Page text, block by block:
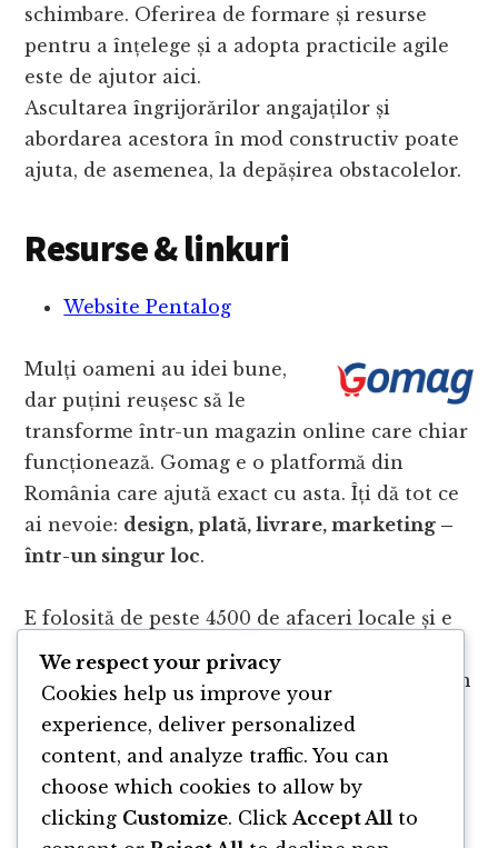
schimbare. Oferirea de formare și resurse
pentru a înțelege și a adopta practicile agile
este de ajutor aici.
Ascultarea îngrijorărilor angajaților și
abordarea acestora în mod constructiv poate
ajuta, de asemenea, la depășirea obstacolelor.
Resurse & linkuri
Website Pentalog
Mulți oameni au idei bune,
dar puțini reușesc să le
transforme într-un magazin online care chiar
funcționează. Gomag e o platformă din
România care ajută exact cu asta. Îți dă tot ce
ai nevoie: design, plată, livrare, marketing –
într-un singur loc.
E folosită de peste 4500 de afaceri locale și e
gândită astfel încât să pornești simplu, fără
bătăi de cap. Dacă vrei să transformi ideile din
podcast în ceva concret, intră pegomag.ro
vezi cum începi.
We respect your privacy
Cookies help us improve your
experience, deliver personalized
content, and analyze traffic. You can
choose which cookies to allow by
clicking Customize. Click Accept All to